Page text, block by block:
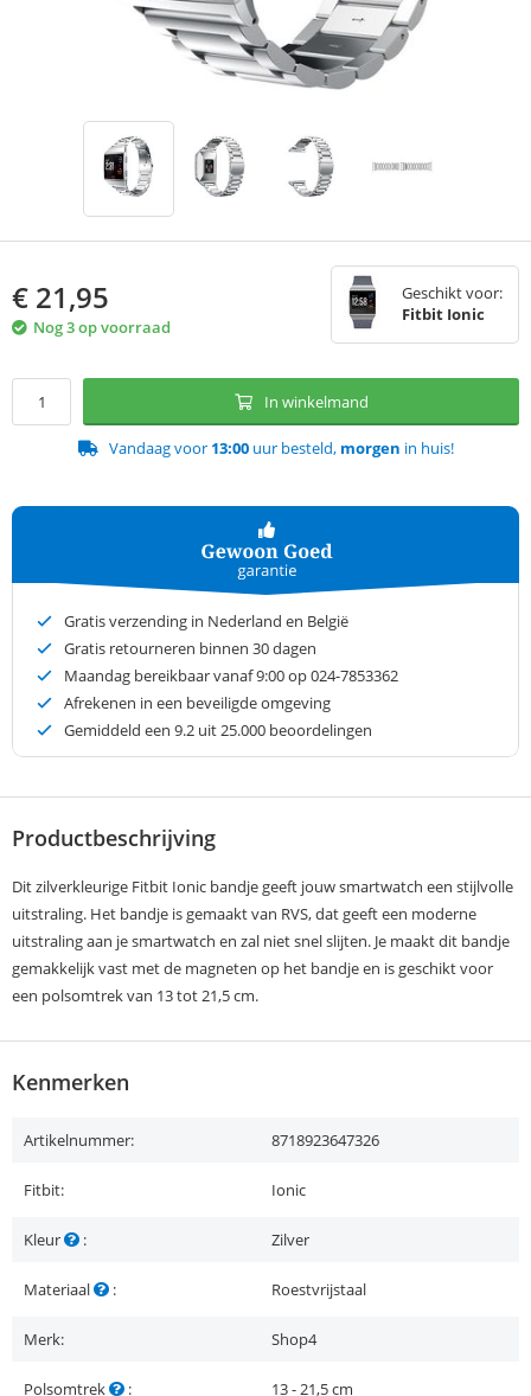
€ 21,95
Nog 3 op voorraad
Geschikt voor:
Fitbit Ionic
In winkelmand
Vandaag voor 13:00uur besteld, morgen in huis!
Gratis verzending in Nederland en België
Gratis retourneren binnen 30 dagen
Maandag bereikbaar vanaf 9:00 op 024-7853362
Afrekenen in een beveiligde omgeving
Gemiddeld een 9.2 uit 25.000 beoordelingen
Productbeschrijving
Dit zilverkleurige Fitbit Ionic bandje geeft jouw smartwatch een stijlvolle
uitstraling. Het bandje is gemaakt van RVS, dat geeft een moderne
uitstraling aan je smartwatch en zal niet snel slijten. Je maakt dit bandje
gemakkelijk vast met de magneten op het bandje en is geschikt voor
een polsomtrek van 13 tot 21,5 cm.
Kenmerken
Artikelnummer: 8718923647326
Fitbit: Ionic
Kleur : Zilver
Materiaal : Roestvrijstaal
Merk: Shop4
Polsomtrek : 13 - 21,5 cm